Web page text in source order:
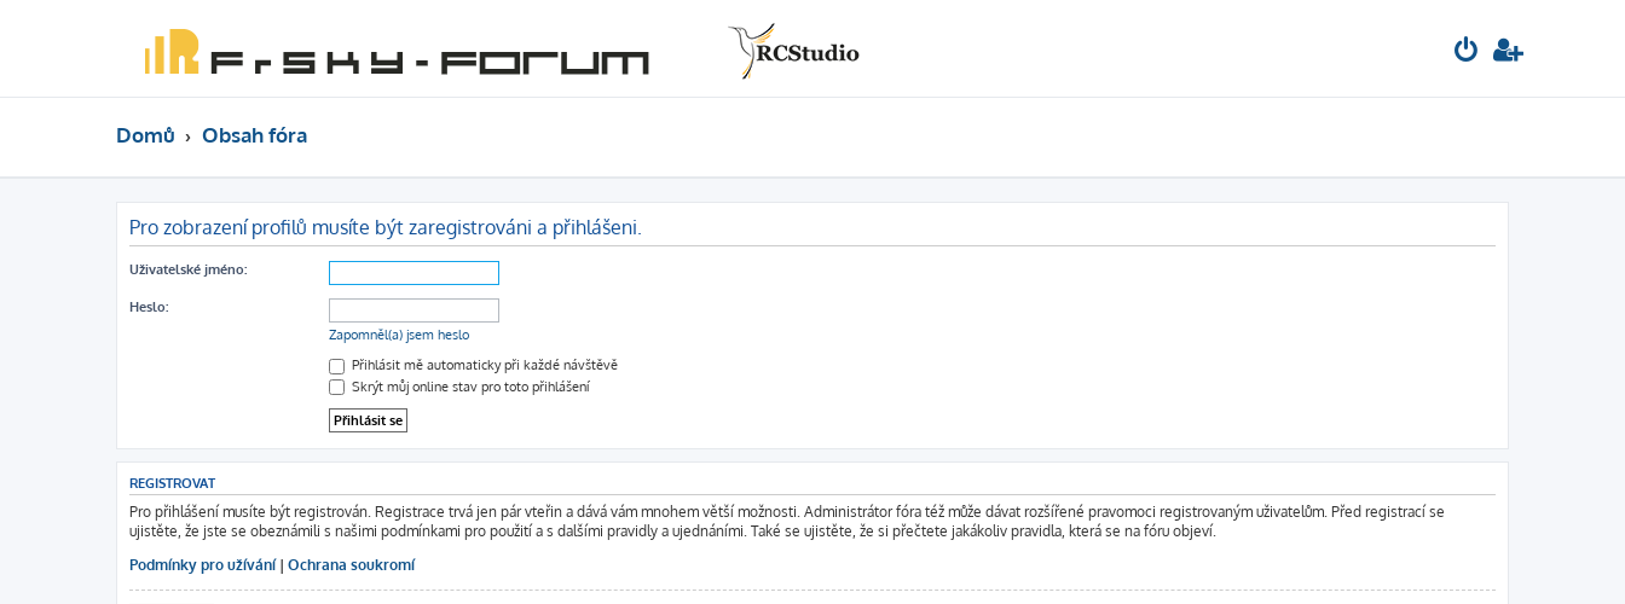
Domů Obsah fóra
Pro zobrazení profilů musíte být zaregistrováni a přihlášeni.
Uživatelské jméno:
Heslo:
Zapomněl(a) jsem heslo
Přihlásit mě automaticky při každé návštěvě
Skrýt můj online stav pro toto přihlášení
REGISTROVAT
Pro přihlášení musíte být registrován. Registrace trvá jen pár vteřin a dává vám mnohem větší možnosti. Administrátor fóra též může dávat rozšířené pravomoci registrovaným uživatelům. Před registrací se
ujistěte, že jste se obeznámili s našimi podmínkami pro použití a s dalšími pravidly a ujednáními. Také se ujistěte, že si přečtete jakákoliv pravidla, která se na fóru objeví.
Podmínky pro užívání| Ochrana soukromí